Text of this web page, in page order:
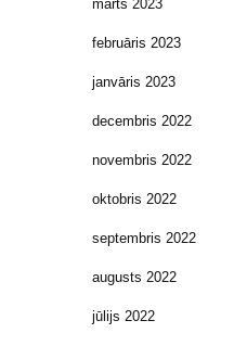
marts 2023
februāris 2023
janvāris 2023
decembris 2022
novembris 2022
oktobris 2022
septembris 2022
augusts 2022
jūlijs 2022